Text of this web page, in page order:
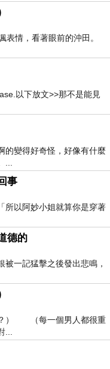
表情，看著眼前的沖田。
以下放文>>那不是能見
的變得好奇怪，好像有什麼
事
所以阿妙小姐就算你是穿著
德的
一記猛擊之後發出悲鳴，
） （每一個男人都很重